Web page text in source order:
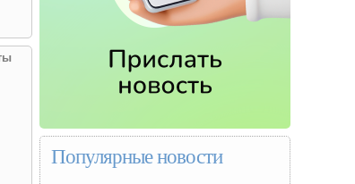
Популярные новости